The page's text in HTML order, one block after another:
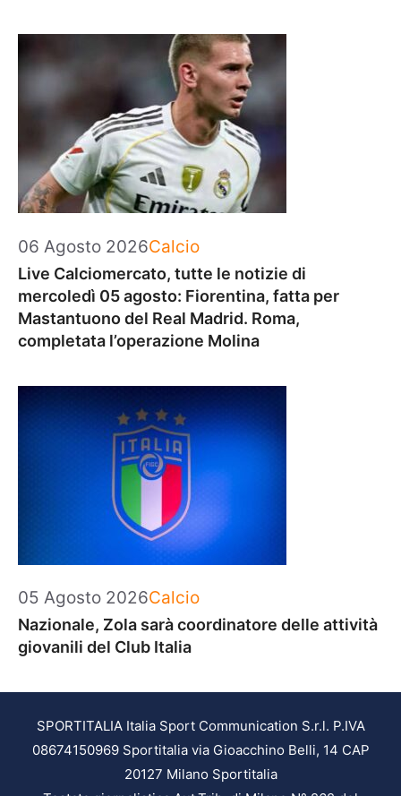
06 Agosto 2026Categorie
Calcio
Live Calciomercato, tutte le notizie di
mercoledì 05 agosto: Fiorentina, fatta per
Mastantuono del Real Madrid. Roma,
completata l’operazione Molina
05 Agosto 2026Categorie
Calcio
Nazionale, Zola sarà coordinatore delle attività
giovanili del Club Italia
SPORTITALIA Italia Sport Communication S.r.l. P.IVA
08674150969 Sportitalia via Gioacchino Belli, 14 CAP
20127 Milano Sportitalia